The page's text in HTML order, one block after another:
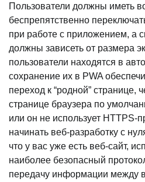
Пользователи должны иметь
беспрепятственно
при работе с приложением, а
должны зависеть от размера
пользователи находятся в
сохранение их в PWA
переход к “родной” странице,
странице браузера по
или он не использует HTTPS-
начинать веб-разработку с
что у вас уже есть веб-сайт,
наиболее безопасный
передачу информации между